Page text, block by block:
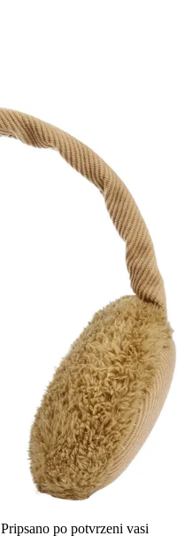
Pripsano po potvrzeni vasi